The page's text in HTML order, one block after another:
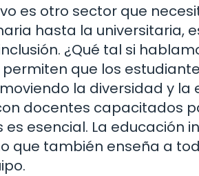
es otro sector que
hasta la universitaria,
¿Qué tal si
que los
la diversidad y
docentes capacitados
esencial. La educación
que también enseña a